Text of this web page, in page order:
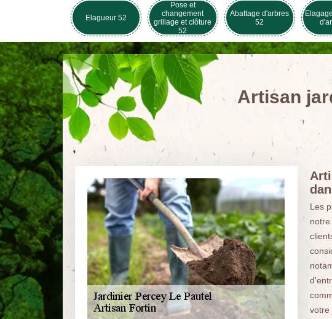
Elagueur 52
Pose et
changement
grillage et clôture
52
Abattage d'arbres
52
Artisan
Les
votre